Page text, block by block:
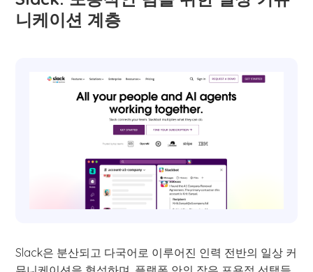
니케이션 계층
Slack은 분산되고 다국어로 이루어진 인력 전반의 일상 커